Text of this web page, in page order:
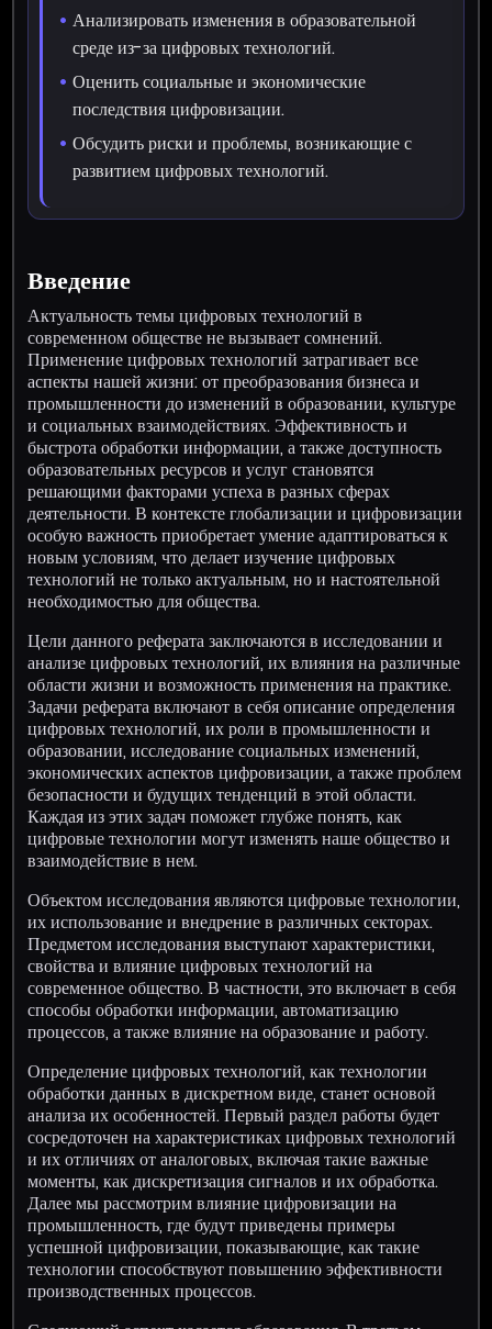
Анализировать изменения в образовательной
среде из-за цифровых технологий.
Оценить социальные и экономические
последствия цифровизации.
Обсудить риски и проблемы, возникающие с
развитием цифровых технологий.
Введение
Актуальность темы цифровых технологий в
современном обществе не вызывает сомнений.
Применение цифровых технологий затрагивает все
аспекты нашей жизни: от преобразования бизнеса и
промышленности до изменений в образовании, культуре
и социальных взаимодействиях. Эффективность и
быстрота обработки информации, а также доступность
образовательных ресурсов и услуг становятся
решающими факторами успеха в разных сферах
деятельности. В контексте глобализации и цифровизации
особую важность приобретает умение адаптироваться к
новым условиям, что делает изучение цифровых
технологий не только актуальным, но и настоятельной
необходимостью для общества.
Цели данного реферата заключаются в исследовании и
анализе цифровых технологий, их влияния на различные
области жизни и возможность применения на практике.
Задачи реферата включают в себя описание определения
цифровых технологий, их роли в промышленности и
образовании, исследование социальных изменений,
экономических аспектов цифровизации, а также проблем
безопасности и будущих тенденций в этой области.
Каждая из этих задач поможет глубже понять, как
цифровые технологии могут изменять наше общество и
взаимодействие в нем.
Объектом исследования являются цифровые технологии,
их использование и внедрение в различных секторах.
Предметом исследования выступают характеристики,
свойства и влияние цифровых технологий на
современное общество. В частности, это включает в себя
способы обработки информации, автоматизацию
процессов, а также влияние на образование и работу.
Определение цифровых технологий, как технологии
обработки данных в дискретном виде, станет основой
анализа их особенностей. Первый раздел работы будет
сосредоточен на характеристиках цифровых технологий
и их отличиях от аналоговых, включая такие важные
моменты, как дискретизация сигналов и их обработка.
Далее мы рассмотрим влияние цифровизации на
промышленность, где будут приведены примеры
успешной цифровизации, показывающие, как такие
технологии способствуют повышению эффективности
производственных процессов.